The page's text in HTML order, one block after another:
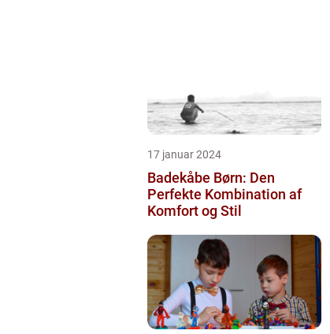
17 januar 2024
Badekåbe Børn: Den
Perfekte Kombination af
Komfort og Stil